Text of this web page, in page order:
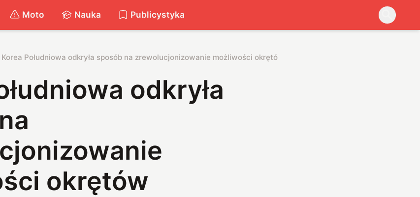
Moto Nauka Publicystyka
Korea Południowa odkryła sposób na zrewolucjonizowanie możliwości okrętów
odkryła
okrętów